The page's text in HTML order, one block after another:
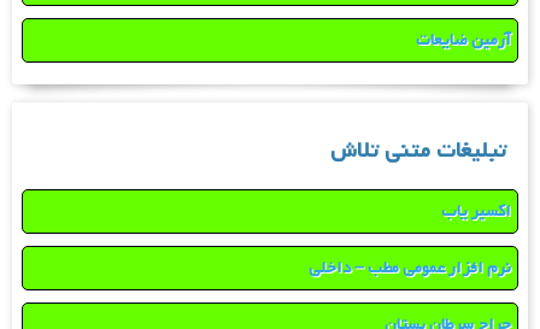
آرمین ضایعات
تبلیغات متنی تلاش
اکسیر یاب
نرم افزار عمومی مطب – داخلی